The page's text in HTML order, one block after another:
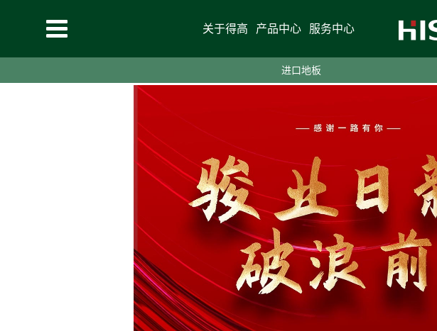
关于得高 产品中心 服务中心
进口地板
分享：